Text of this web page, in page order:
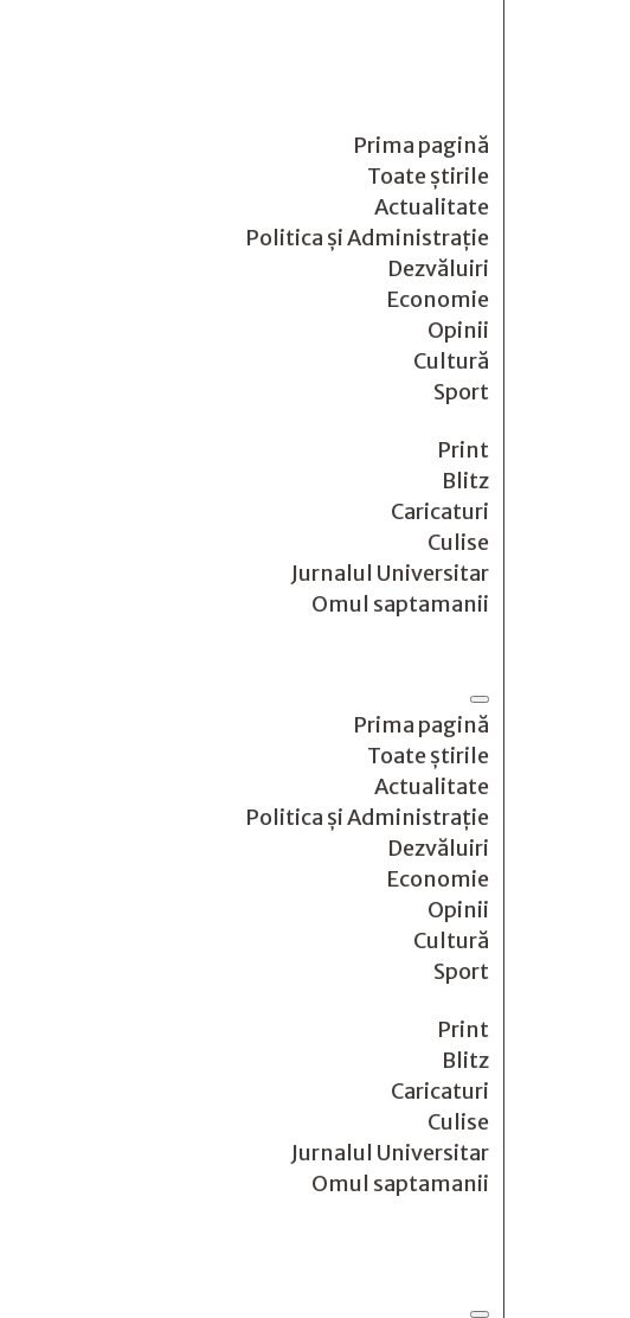
Prima pagină
Toate știrile
Actualitate
Politica și Administrație
Dezvăluiri
Economie
Opinii
Cultură
Sport
Print
Blitz
Caricaturi
Culise
Jurnalul Universitar
Omul saptamanii
Prima pagină
Toate știrile
Actualitate
Politica și Administrație
Dezvăluiri
Economie
Opinii
Cultură
Sport
Print
Blitz
Caricaturi
Culise
Jurnalul Universitar
Omul saptamanii